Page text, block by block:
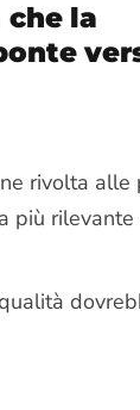
la
rivolta
più